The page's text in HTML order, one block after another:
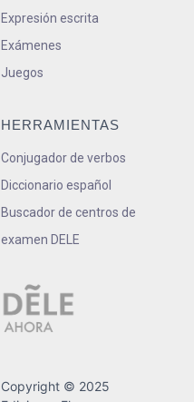
Expresión escrita
Exámenes
Juegos
HERRAMIENTAS
Conjugador de verbos
Diccionario español
Buscador de centros de
examen DELE
Copyright © 2025